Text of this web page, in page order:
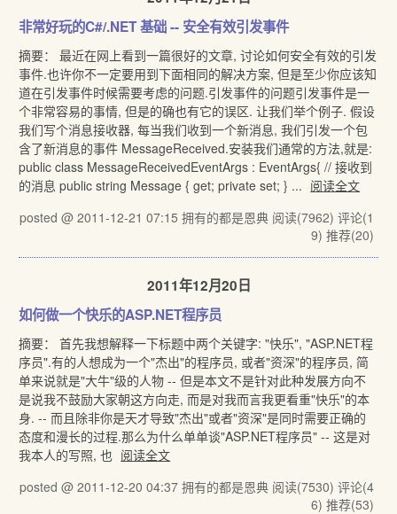
非常好玩的C#/.NET 基础 -- 安全有效引发事件
摘要： 最近在网上看到一篇很好的文章, 讨论如何安全有效的引发
事件.也许你不一定要用到下面相同的解决方案, 但是至少你应该知
道在引发事件时候需要考虑的问题.引发事件的问题引发事件是一
个非常容易的事情, 但是的确也有它的误区. 让我们举个例子. 假设
我们写个消息接收器, 每当我们收到一个新消息, 我们引发一个包
含了新消息的事件 MessageReceived.安装我们通常的方法,就是:
public class MessageReceivedEventArgs : EventArgs{ // 接收到
的消息 public string Message { get; private set; } ... 阅读全文
posted @ 2011-12-21 07:15 拥有的都是恩典 阅读(7962) 评论(1
9) 推荐(20)
2011年12月20日
如何做一个快乐的ASP.NET程序员
摘要： 首先我想解释一下标题中两个关键字: "快乐", "ASP.NET程
序员".有的人想成为一个"杰出"的程序员, 或者"资深"的程序员, 简
单来说就是"大牛"级的人物 -- 但是本文不是针对此种发展方向不
是说我不鼓励大家朝这方向走, 而是对我而言我更看重"快乐"的本
身. -- 而且除非你是天才导致"杰出"或者"资深"是同时需要正确的
态度和漫长的过程.那么为什么单单谈"ASP.NET程序员" -- 这是对
我本人的写照, 也 阅读全文
posted @ 2011-12-20 04:37 拥有的都是恩典 阅读(7530) 评论(4
6) 推荐(53)